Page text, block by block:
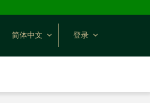
简体中文 登录